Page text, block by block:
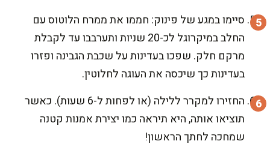
סיימו במגע של פינוק: חממו את ממרח הלוטוס עם
החלב במיקרוגל לכ-20 שניות ותערבבו עד לקבלת
מרקם חלק. שפכו בעדינות על שכבת הגבינה ופזרו
בעדינות כך שיכסה את העוגה לחלוטין.
החזירו למקרר ללילה (או לפחות ל-6 שעות). כאשר
תוציאו אותה, היא תיראה כמו יצירת אמנות קטנה
שמחכה לחתך הראשון!